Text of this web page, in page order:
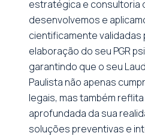
estratégica e consultoria
desenvolvemos e
cientificamente validadas
elaboração do seu PGR
garantindo que o seu
Paulista não apenas
legais, mas também
aprofundada da sua
soluções preventivas e